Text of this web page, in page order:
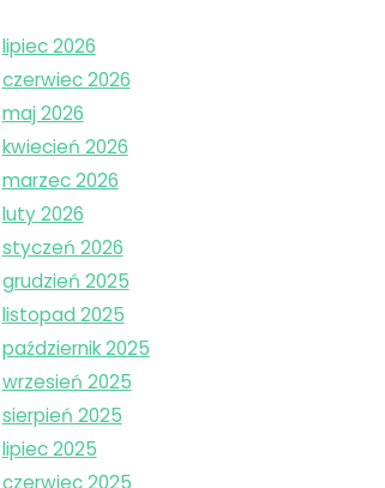
lipiec 2026
czerwiec 2026
maj 2026
kwiecień 2026
marzec 2026
luty 2026
styczeń 2026
grudzień 2025
listopad 2025
październik 2025
wrzesień 2025
sierpień 2025
lipiec 2025
czerwiec 2025